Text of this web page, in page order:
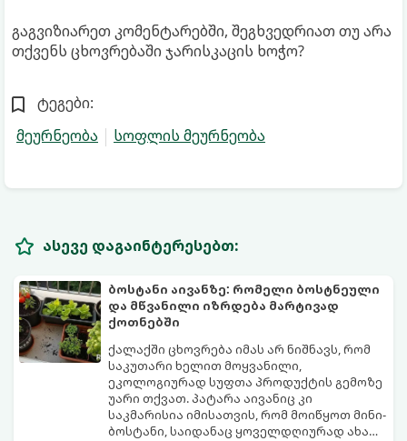
გაგვიზიარეთ კომენტარებში, შეგხვედრიათ თუ არა
თქვენს ცხოვრებაში ჯარისკაცის ხოჭო?
ტეგები:
მეურნეობა
სოფლის მეურნეობა
ასევე დაგაინტერესებთ:
ბოსტანი აივანზე: რომელი ბოსტნეული
და მწვანილი იზრდება მარტივად
ქოთნებში
ქალაქში ცხოვრება იმას არ ნიშნავს, რომ
საკუთარი ხელით მოყვანილი,
ეკოლოგიურად სუფთა პროდუქტის გემოზე
უარი თქვათ. პატარა აივანიც კი
საკმარისია იმისათვის, რომ მოიწყოთ მინი-
ბოსტანი, საიდანაც ყოველდღიურად ახალ,